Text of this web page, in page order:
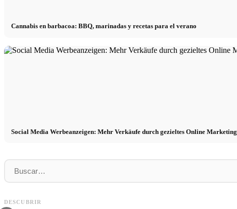
Cannabis en barbacoa: BBQ, marinadas y recetas para el verano
Social Media Werbeanzeigen: Mehr Verkäufe durch gezieltes Online Marketing
DESCUBRIR
camino directo hacia la carrera